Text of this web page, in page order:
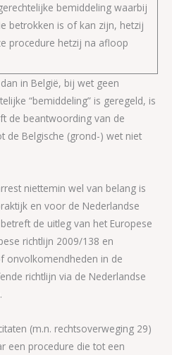
bemiddeling waarbij
betrokken is of kan zijn, hetzij
procedure hetzij na afloop
in België, bij wet geen
“bemiddeling” is geregeld, is
de beantwoording van de
de Belgische (grond-) wet niet
niettemin wel van belang is
en voor de Nederlandse
de uitleg van het Europese
richtlijn 2009/138 en
onvolkomendheden in de
richtlijn via de Nederlandse
(m.n. rechtsoverweging 29)
een procedure die tot een